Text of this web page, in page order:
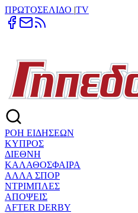
ΠΡΩΤΟΣΕΛΙΔΟ |TV
ΡΟΗ ΕΙΔΗΣΕΩΝ
ΚΥΠΡΟΣ
ΔΙΕΘΝΗ
ΚΑΛΑΘΟΣΦΑΙΡΑ
ΑΛΛΑ ΣΠΟΡ
ΝΤΡΙΜΠΛΕΣ
ΑΠΟΨΕΙΣ
AFTER DERBY